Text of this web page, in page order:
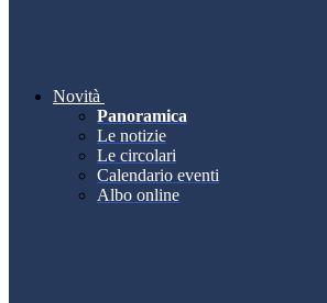
Novità
Panoramica
Le notizie
Le circolari
Calendario eventi
Albo online